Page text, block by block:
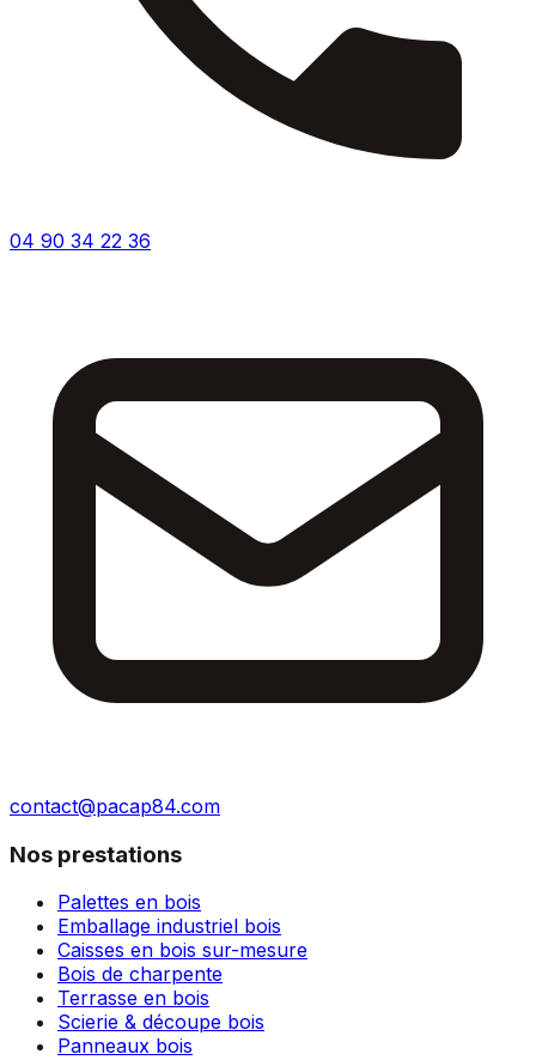
04 90 34 22 36
contact@pacap84.com
Nos prestations
Palettes en bois
Emballage industriel bois
Caisses en bois sur-mesure
Bois de charpente
Terrasse en bois
Scierie & découpe bois
Panneaux bois